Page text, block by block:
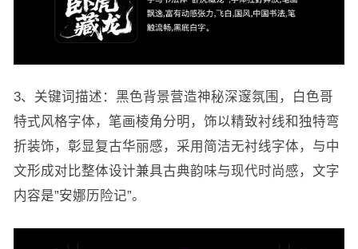
3、关键词描述：黑色背景营造神秘深邃氛围，白色哥
特式风格字体，笔画棱角分明，饰以精致衬线和独特弯
折装饰，彰显复古华丽感，采用简洁无衬线字体，与中
文形成对比整体设计兼具古典韵味与现代时尚感，文字
内容是”安娜历险记”。